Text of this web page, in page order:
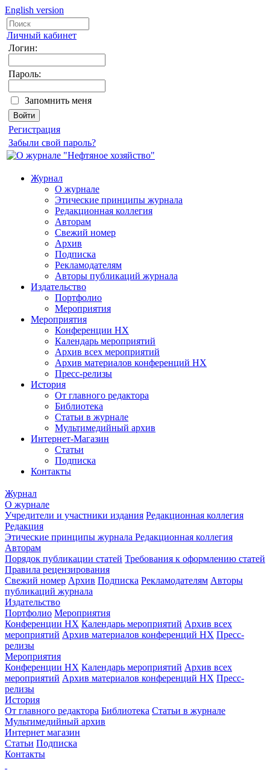
English version
Личный кабинет
Логин:
Пароль:
Запомнить меня
Регистрация
Забыли свой пароль?
Журнал
О журнале
Этические принципы журнала
Редакционная коллегия
Авторам
Свежий номер
Архив
Подписка
Рекламодателям
Авторы публикаций журнала
Издательство
Портфолио
Мероприятия
Мероприятия
Конференции НХ
Календарь мероприятий
Архив всех мероприятий
Архив материалов конференций НХ
Пресс-релизы
История
От главного редактора
Библиотека
Статьи в журнале
Мультимедийный архив
Интернет-Магазин
Статьи
Подписка
Контакты
Журнал
О журнале
Учредители и участники издания Редакционная коллегия
Редакция
Этические принципы журнала Редакционная коллегия
Авторам
Порядок публикации статей Требования к оформлению статей
Правила рецензирования
Свежий номер Архив Подписка Рекламодателям Авторы
публикаций журнала
Издательство
Портфолио Мероприятия
Конференции НХ Календарь мероприятий Архив всех
мероприятий Архив материалов конференций НХ Пресс-
релизы
Мероприятия
Конференции НХ Календарь мероприятий Архив всех
мероприятий Архив материалов конференций НХ Пресс-
релизы
История
От главного редактора Библиотека Статьи в журнале
Мультимедийный архив
Интернет магазин
Статьи Подписка
Контакты